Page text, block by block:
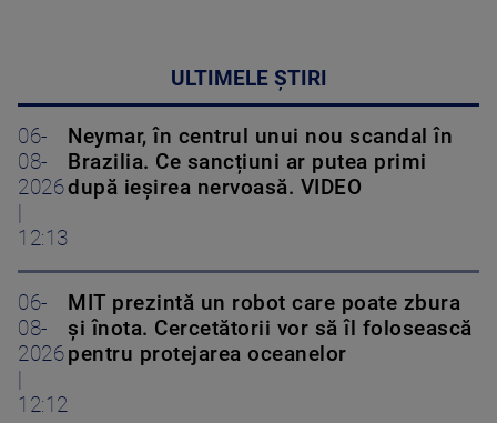
ULTIMELE ȘTIRI
06-
08-
2026
12:13
Neymar, în centrul unui nou scandal în
Brazilia. Ce sancțiuni ar putea primi
după ieșirea nervoasă. VIDEO
06-
08-
2026
12:12
MIT prezintă un robot care poate zbura
și înota. Cercetătorii vor să îl folosească
pentru protejarea oceanelor